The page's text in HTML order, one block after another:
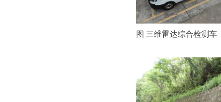
图 三维雷达综合检测车